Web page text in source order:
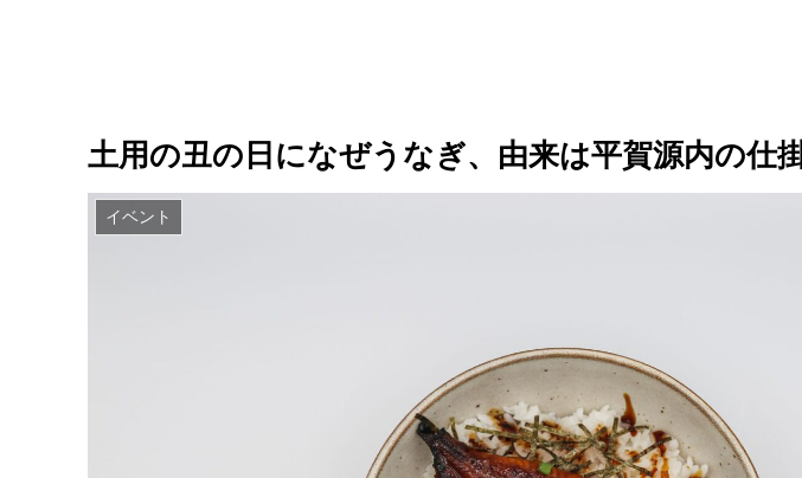
土用の丑の日になぜうなぎ、由来は平賀源内の仕
イベント